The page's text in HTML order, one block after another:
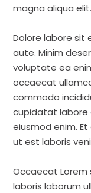
magna aliqua elit.
Dolore labore sit
aute. Minim
voluptate ea
occaecat
commodo
cupidatat labore
eiusmod enim.
ut est laboris
Occaecat
laboris laborum